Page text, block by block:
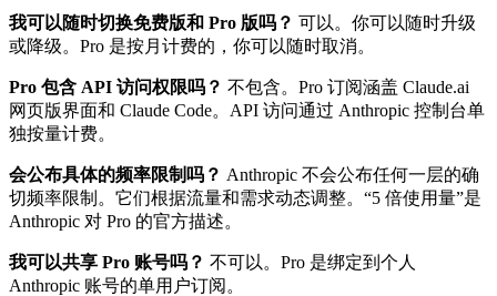
我可以随时切换免费版和 Pro 版吗？ 可以。你可以随时升级
或降级。Pro 是按月计费的，你可以随时取消。
Pro 包含 API 访问权限吗？ 不包含。Pro 订阅涵盖 Claude.ai
网页版界面和 Claude Code。API 访问通过 Anthropic 控制台单
独按量计费。
会公布具体的频率限制吗？ Anthropic 不会公布任何一层的确
切频率限制。它们根据流量和需求动态调整。“5 倍使用量”是
Anthropic 对 Pro 的官方描述。
我可以共享 Pro 账号吗？ 不可以。Pro 是绑定到个人
Anthropic 账号的单用户订阅。